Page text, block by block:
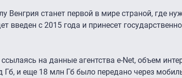
Венгрия станет первой в мире страной, где
введен с 2015 года и принесет
на данные агентства e-Net, объем
Гб, и еще 18 млн Гб было передано через